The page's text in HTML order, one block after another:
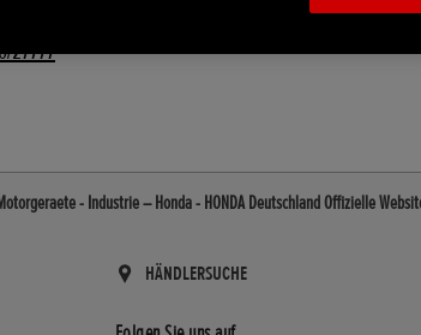
27777
- Industrie – Honda - HONDA Deutschland Offizielle
HÄNDLERSUCHE